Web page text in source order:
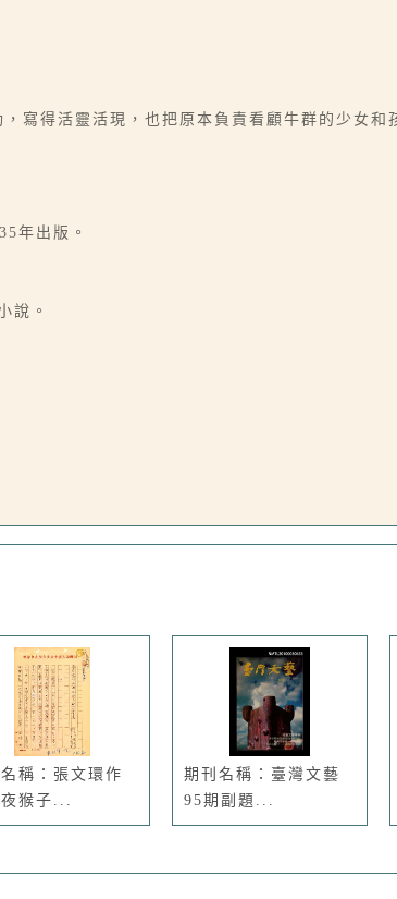
寫得活靈活現，也把原本負責看顧牛群的少女
年出版。
說。
稱：張文環作
猴子...
期刊名稱：臺灣文藝
95期副題...